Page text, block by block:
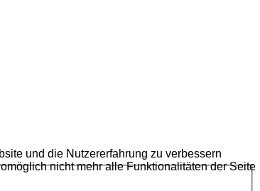
und die Nutzererfahrung zu verbessern
nicht mehr alle Funktionalitäten der Seite